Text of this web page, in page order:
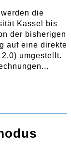
die
Kassel bis
der bisherigen
auf eine direkte
umgestellt.